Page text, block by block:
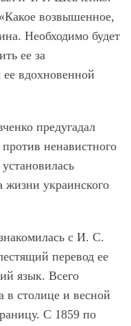
возвышенное,
Необходимо будет
ее за
вдохновенной
предугадал
против ненавистного
жизни украинского
с И. С.
перевод ее
язык. Всего
в столице и весной
С 1859 по